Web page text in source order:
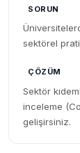
SORUN
sektörel
ÇÖZÜM
Sektör
inceleme
gelişirsiniz.